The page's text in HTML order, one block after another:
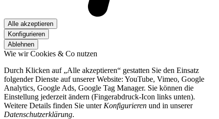
Alle akzeptieren
Konfigurieren
Ablehnen
Wie wir Cookies & Co nutzen
Durch Klicken auf „Alle akzeptieren“ gestatten Sie den Einsatz
folgender Dienste auf unserer Website: YouTube, Vimeo, Google
Analytics, Google Ads, Google Tag Manager. Sie können die
Einstellung jederzeit ändern (Fingerabdruck-Icon links unten).
Weitere Details finden Sie unter Konfigurieren und in unserer
Datenschutzerklärung.